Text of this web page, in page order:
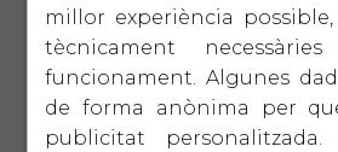
pel diàleg
CONFIANÇA i el
TECNOLÒGIC
15 d'octubre
Introducció a la intel
artificial
millor experiència
tècnicament
funcionament. Algunes
de forma anònima per
publicitat